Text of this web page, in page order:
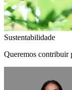
Sustentabilidade
Queremos contribuir